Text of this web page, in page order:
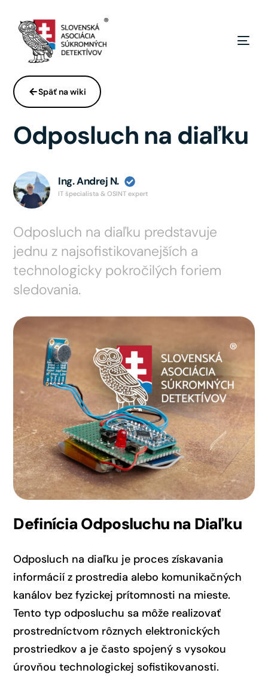
Späť na wiki
Odposluch na diaľku
Ing. Andrej N.
IT špecialista & OSINT expert
Odposluch na diaľku predstavuje
jednu z najsofistikovanejších a
technologicky pokročilých foriem
sledovania.
Definícia Odposluchu na Diaľku
Odposluch na diaľku je proces získavania
informácií z prostredia alebo komunikačných
kanálov bez fyzickej prítomnosti na mieste.
Tento typ odposluchu sa môže realizovať
prostredníctvom rôznych elektronických
prostriedkov a je často spojený s vysokou
úrovňou technologickej sofistikovanosti.